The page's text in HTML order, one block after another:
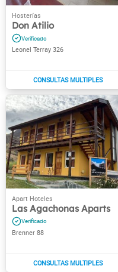
Don Atilio
Leonel Terray 326
Las Agachonas Aparts
Brenner 88